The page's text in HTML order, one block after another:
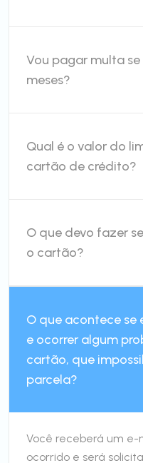
Vou pagar multa
meses?
Qual é o valor do
cartão de crédito?
O que devo fazer
o cartão?
O que acontece se
e ocorrer algum
cartão, que
parcela?
Você receberá um e-
ocorrido e será